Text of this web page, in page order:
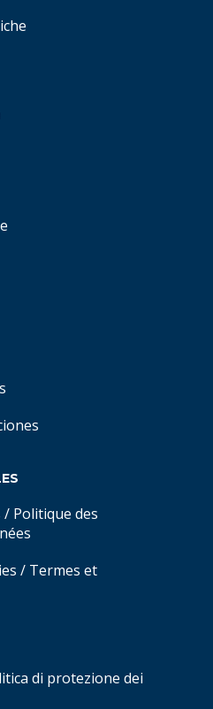
/ Politique des
/ Termes et
di protezione dei